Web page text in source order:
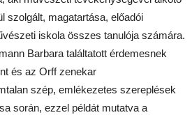
szolgált, magatartása, előadói
iskola összes tanulója számára.
Barbara találtatott érdemesnek
és az Orff zenekar
szép, emlékezetes szereplések
során, ezzel példát mutatva a